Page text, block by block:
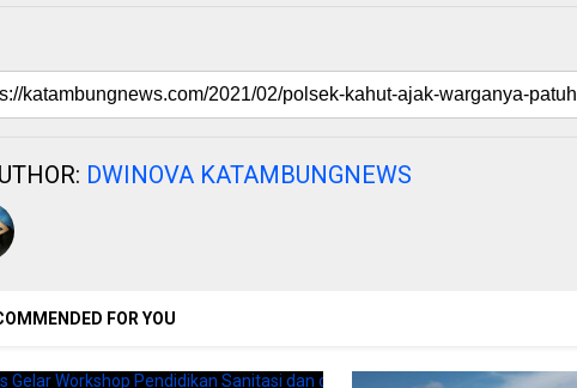
DWINOVA KATAMBUNGNEWS
FOR YOU